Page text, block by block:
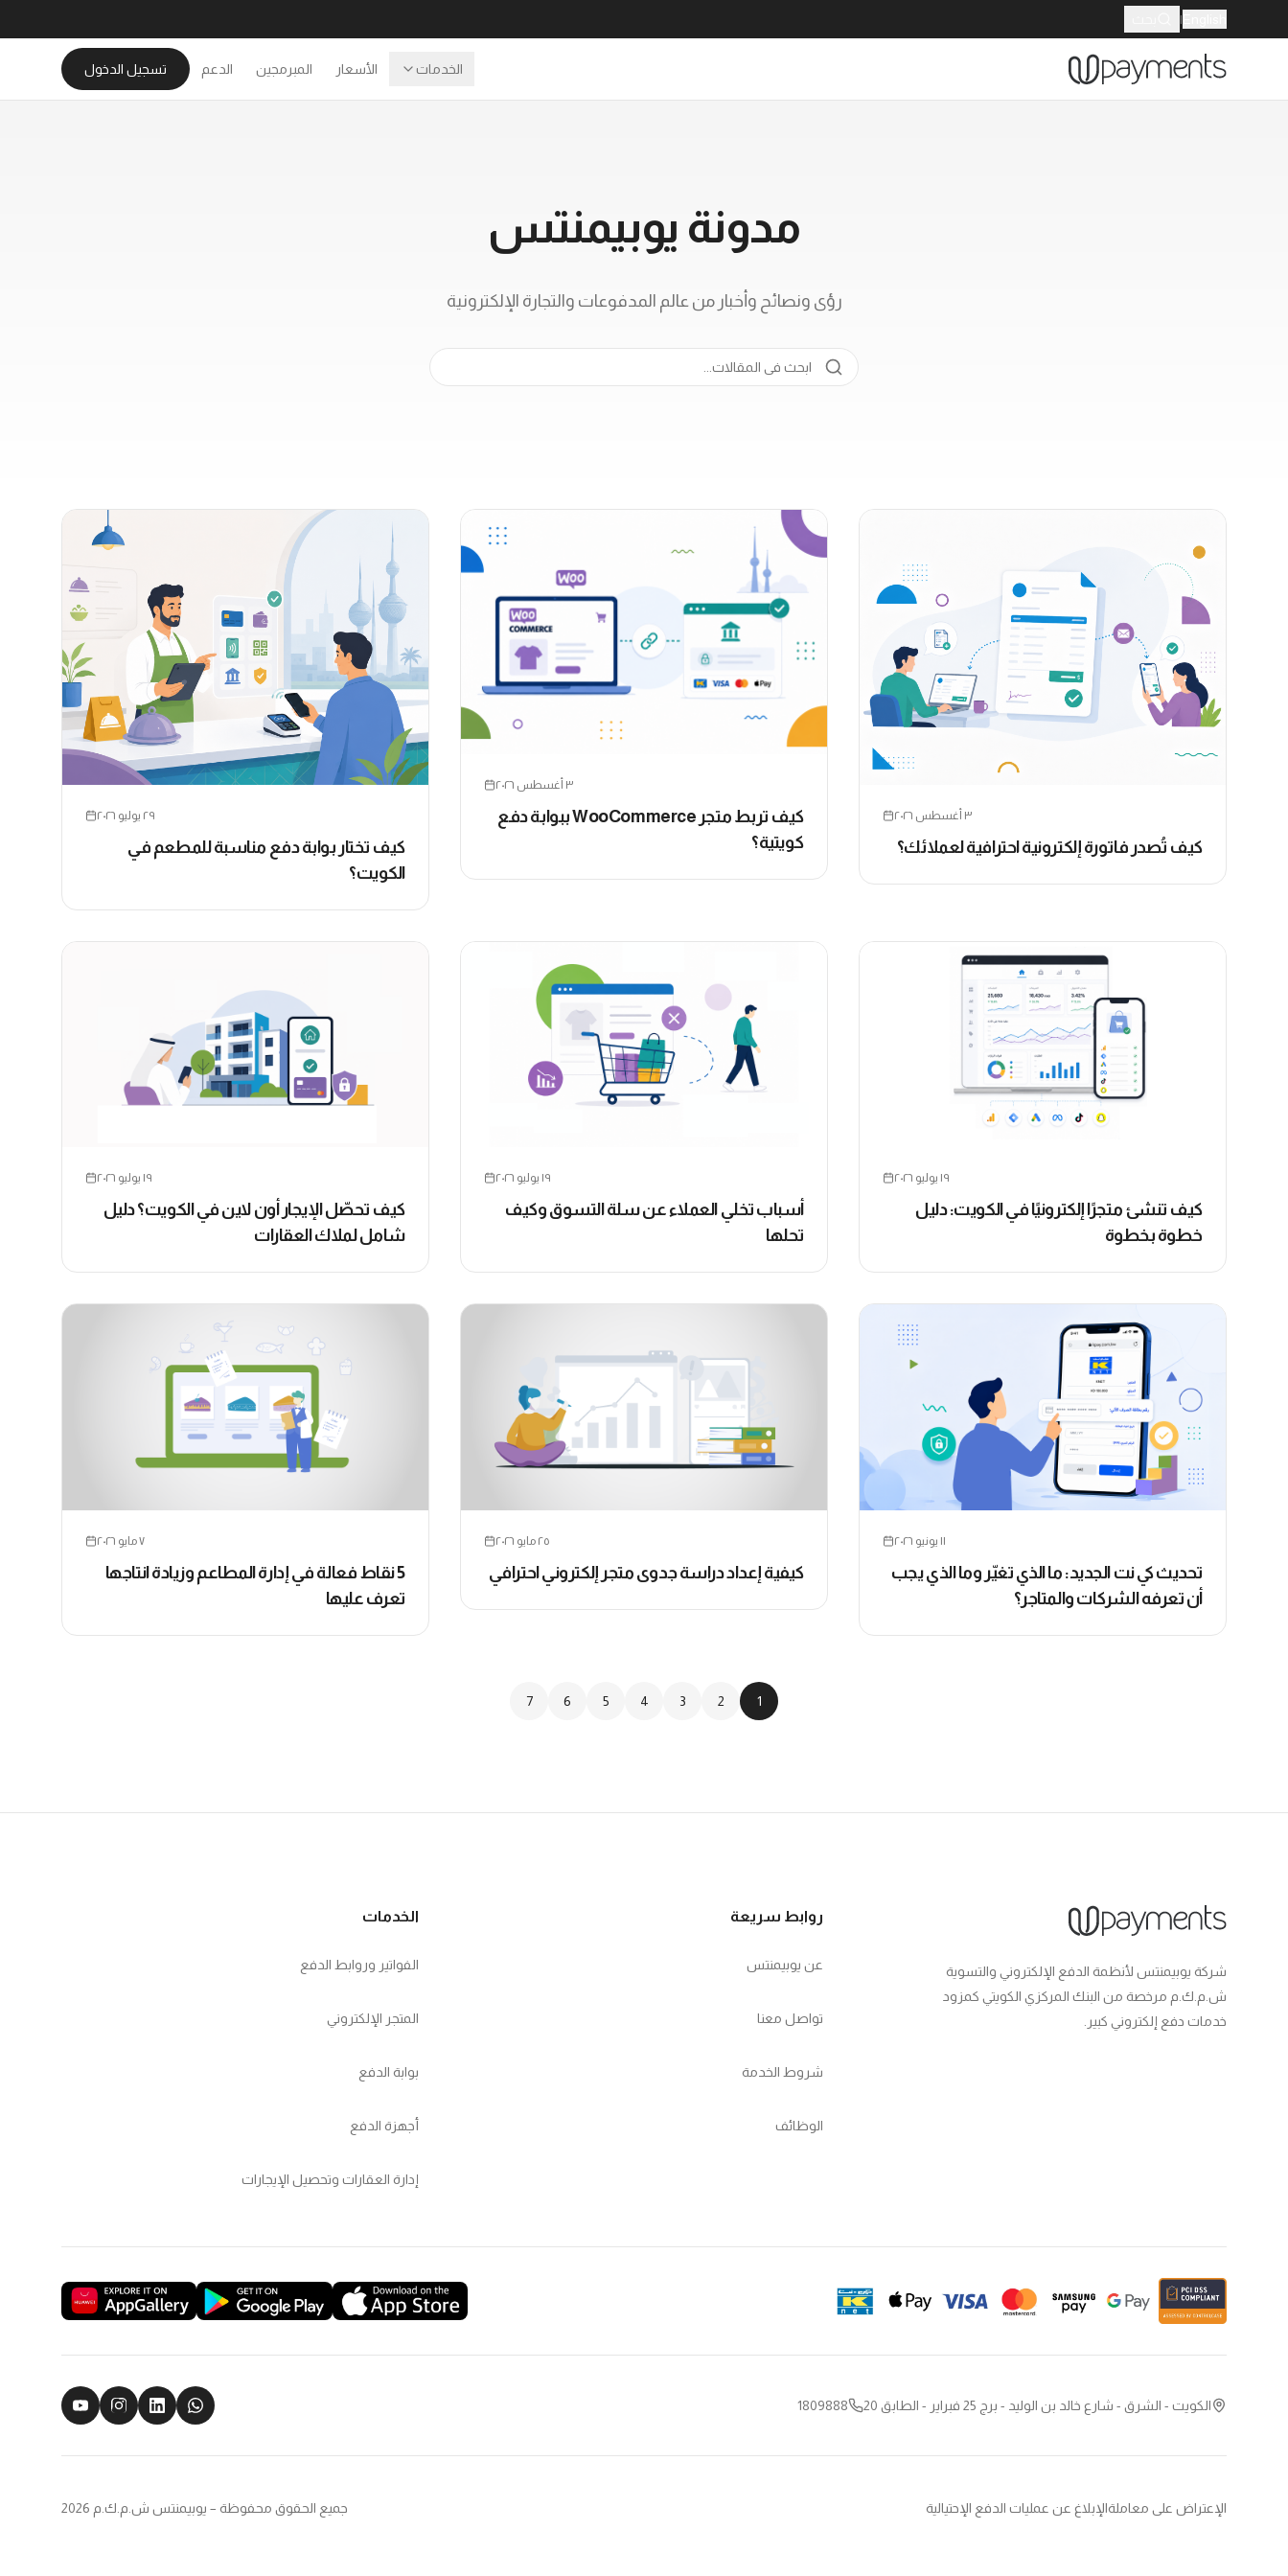
|
الخدمات الأسعار المبرمجين الدعم تسجيل الدخول
مدونة يوبيمنتس
رؤى ونصائح وأخبار من عالم المدفوعات والتجارة الإلكترونية
٣ أغسطس ٢٠٢٦
كيف تُصدر فاتورة إلكترونية احترافية لعملائك؟
٣ أغسطس ٢٠٢٦
كيف تربط متجر WooCommerce ببوابة دفع
كويتية؟
٢٩ يوليو ٢٠٢٦
كيف تختار بوابة دفع مناسبة للمطعم في
الكويت؟
١٩ يوليو ٢٠٢٦
كيف تنشئ متجرًا إلكترونيًا في الكويت: دليل
خطوة بخطوة
١٩ يوليو ٢٠٢٦
أسباب تخلي العملاء عن سلة التسوق وكيف
تحلها
١٩ يوليو ٢٠٢٦
كيف تحصّل الإيجار أون لاين في الكويت؟ دليل
شامل لملاك العقارات
١١ يونيو ٢٠٢٦
تحديث كي نت الجديد: ما الذي تغيّر وما الذي يجب
أن تعرفه الشركات والمتاجر؟
٢٥ مايو ٢٠٢٦
كيفية إعداد دراسة جدوى متجر إلكتروني احترافي
٧ مايو ٢٠٢٦
5 نقاط فعالة في إدارة المطاعم وزيادة انتاجها
تعرف عليها
1
2
3
4
5
6
7
شركة يوبيمنتس لأنظمة الدفع الإلكتروني والتسوية
ش.م.ك.م مرخصة من البنك المركزي الكويتي كمزود
خدمات دفع إلكتروني كبير.
روابط سريعة
عن يوبيمنتس
تواصل معنا
شروط الخدمة
الوظائف
الخدمات
الفواتير وروابط الدفع
المتجر الإلكتروني
بوابة الدفع
أجهزة الدفع
إدارة العقارات وتحصيل الإيجارات
الكويت - الشرق - شارع خالد بن الوليد - برج 25 فبراير - الطابق 20 1809888
الإعتراض على معاملةالإبلاغ عن عمليات الدفع الإحتيالية جميع الحقوق محفوظة – يوبيمنتس ش.م.ك.م 2026